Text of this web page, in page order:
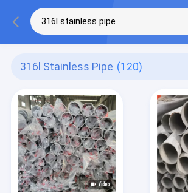
316l Stainless Pipe (120)